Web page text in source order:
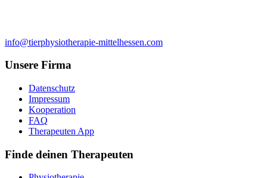
info@tierphysiotherapie-mittelhessen.com
Unsere Firma
Datenschutz
Impressum
Kooperation
FAQ
Therapeuten App
Finde deinen Therapeuten